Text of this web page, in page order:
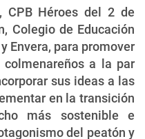
CPB Héroes del 2 de
Colegio de Educación
Envera, para promover
a la par
sus ideas a las
en la transición
más sostenible e
del peatón y